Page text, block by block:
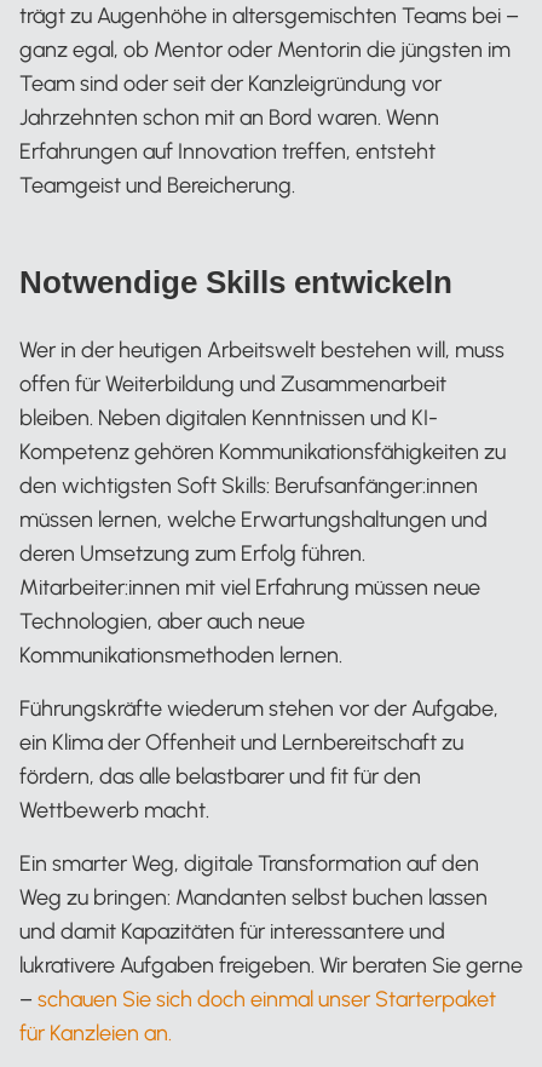
trägt zu Augenhöhe in altersgemischten Teams bei –
ganz egal, ob Mentor oder Mentorin die jüngsten im
Team sind oder seit der Kanzleigründung vor
Jahrzehnten schon mit an Bord waren. Wenn
Erfahrungen auf Innovation treffen, entsteht
Teamgeist und Bereicherung.
Notwendige Skills entwickeln
Wer in der heutigen Arbeitswelt bestehen will, muss
offen für Weiterbildung und Zusammenarbeit
bleiben. Neben digitalen Kenntnissen und KI-
Kompetenz gehören Kommunikationsfähigkeiten zu
den wichtigsten Soft Skills: Berufsanfänger:innen
müssen lernen, welche Erwartungshaltungen und
deren Umsetzung zum Erfolg führen.
Mitarbeiter:innen mit viel Erfahrung müssen neue
Technologien, aber auch neue
Kommunikationsmethoden lernen.
Führungskräfte wiederum stehen vor der Aufgabe,
ein Klima der Offenheit und Lernbereitschaft zu
fördern, das alle belastbarer und fit für den
Wettbewerb macht.
Ein smarter Weg, digitale Transformation auf den
Weg zu bringen: Mandanten selbst buchen lassen
und damit Kapazitäten für interessantere und
lukrativere Aufgaben freigeben. Wir beraten Sie gerne
– schauen Sie sich doch einmal unser Starterpaket
für Kanzleien an.